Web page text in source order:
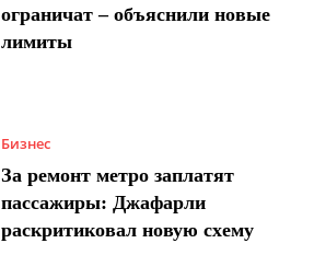
ограничат – объяснили новые
лимиты
Бизнес
За ремонт метро заплатят
пассажиры: Джафарли
раскритиковал новую схему